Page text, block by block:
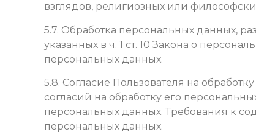
взглядов, религиозных или
5.7. Обработка персональных данных,
указанных в ч. 1 ст. 10 Закона о
персональных данных.
5.8. Согласие Пользователя на
согласий на обработку его
персональных данных. Требования к
персональных данных.